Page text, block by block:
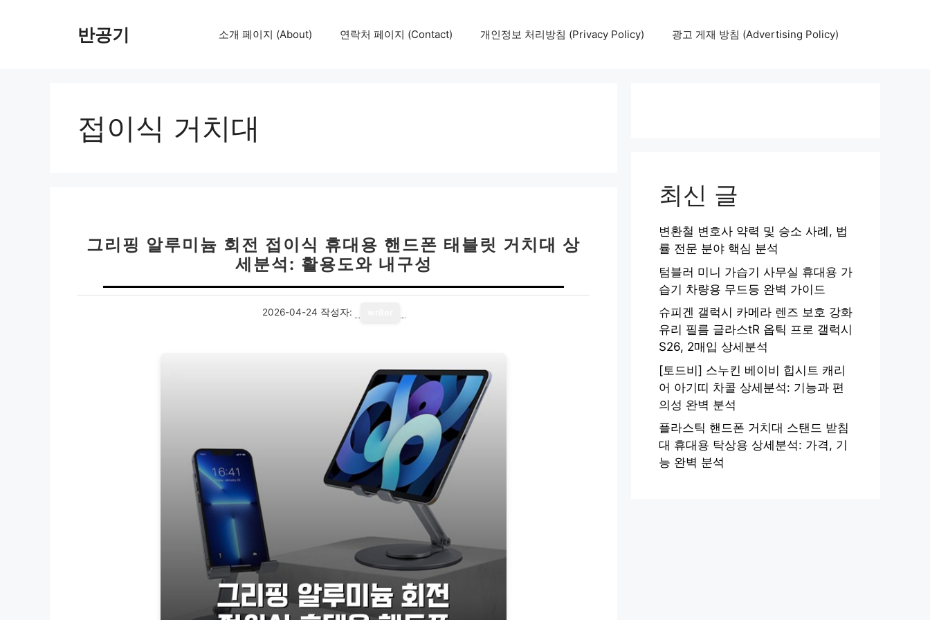
반공기 소개 페이지 (About) 연락처 페이지 (Contact) 개인정보 처리방침 (Privacy Policy) 광고 게재 방침 (Advertising Policy)
접이식 거치대
그리핑 알루미늄 회전 접이식 휴대용 핸드폰 태블릿 거치대 상
세분석: 활용도와 내구성
2026-04-24 작성자:
최신 글
변환철 변호사 약력 및 승소 사례, 법
률 전문 분야 핵심 분석
텀블러 미니 가습기 사무실 휴대용 가
습기 차량용 무드등 완벽 가이드
슈피겐 갤럭시 카메라 렌즈 보호 강화
유리 필름 글라스tR 옵틱 프로 갤럭시
S26, 2매입 상세분석
[토드비] 스누킨 베이비 힙시트 캐리
어 아기띠 차콜 상세분석: 기능과 편
의성 완벽 분석
플라스틱 핸드폰 거치대 스탠드 받침
대 휴대용 탁상용 상세분석: 가격, 기
능 완벽 분석